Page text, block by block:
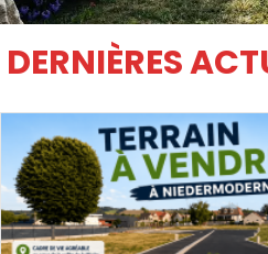
DERNIÈRES